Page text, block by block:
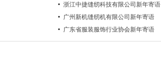
浙江中捷缝纫科技有限公司新年寄语
广州新机缝纫机有限公司新年寄语
广东省服装服饰行业协会新年寄语